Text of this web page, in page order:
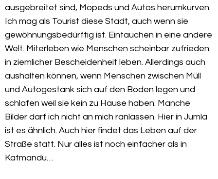
ausgebreitet sind, Mopeds und Autos herumkurven.
Ich mag als Tourist diese Stadt, auch wenn sie
gewöhnungsbedürftig ist. Eintauchen in eine andere
Welt. Miterleben wie Menschen scheinbar zufrieden
in ziemlicher Bescheidenheit leben. Allerdings auch
aushalten können, wenn Menschen zwischen Müll
und Autogestank sich auf den Boden legen und
schlafen weil sie kein zu Hause haben. Manche
Bilder darf ich nicht an mich ranlassen. Hier in Jumla
ist es ähnlich. Auch hier findet das Leben auf der
Straße statt. Nur alles ist noch einfacher als in
Katmandu…